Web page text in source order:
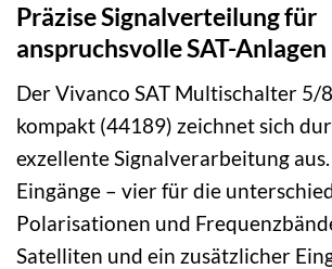
Präzise Signalverteilung für
anspruchsvolle SAT-Anlagen
Der Vivanco SAT Multischalter 5/
kompakt (44189) zeichnet sich
exzellente Signalverarbeitung
Eingänge – vier für die
Polarisationen und
Satelliten und ein zusätzlicher